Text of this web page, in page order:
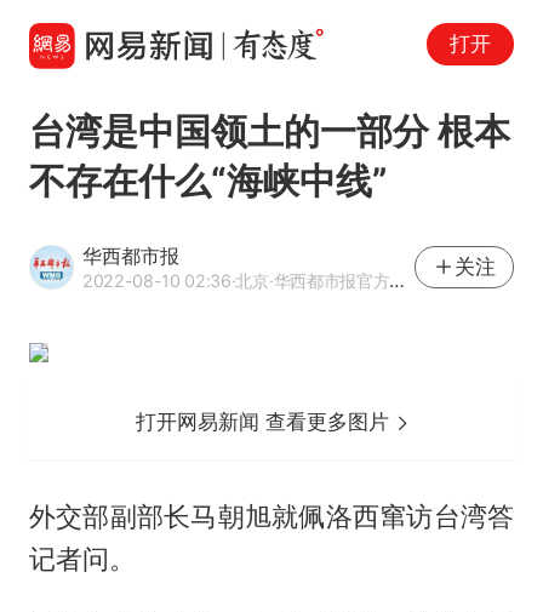
打开
台湾是中国领土的一部分 根本
不存在什么“海峡中线”
华西都市报
2022-08-10 02:36·北京·华西都市报官方网易号
关注
打开网易新闻 查看更多图片
外交部副部长马朝旭就佩洛西窜访台湾答
记者问。